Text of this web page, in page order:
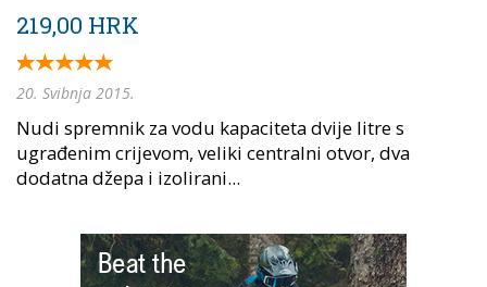
219,00 HRK
20. Svibnja 2015.
Nudi spremnik za vodu kapaciteta dvije litre s
ugrađenim crijevom, veliki centralni otvor, dva
dodatna džepa i izolirani...